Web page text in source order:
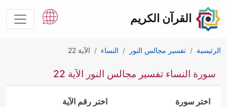
القرآن الكريم
الرئيسية تفسير مجالس النور النساء الآية 22
سورة النساء تفسير مجالس النور الآية 22
اختر سورة اختر رقم الآية